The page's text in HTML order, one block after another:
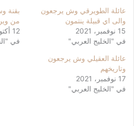
عائلة الطويرقي وش يرجعون
والى اي قبيلة ينتمون
15 نوفمبر، 2021
في "الخليج العربي"
بقنة
من
12 أكتوبر، 2022
في
عائلة العقيلي وش يرجعون
وتاريخهم
17 نوفمبر، 2021
في "الخليج العربي"